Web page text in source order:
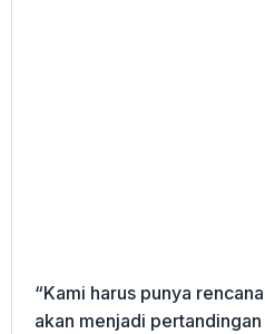
“Kami harus punya
akan menjadi